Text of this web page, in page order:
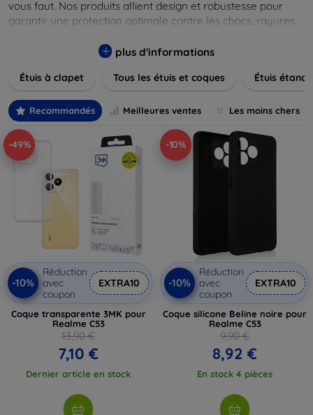
vous faut. Nos produits allient design et robustesse pour
garantir une protection optimale contre les chocs, rayures
allant des modèles élégants et minimalistes aux designs
matériaux de haute qualité, y compris le cuir, le silicone, et
parfait pour exprimer votre style tout en assurant la
durabilité de votre appareil.
plus d'informations
Étuis à clapet Tous les étuis et coques Étuis
Recommandés Meilleures ventes Les moins chers
-49%
-10%
Réduction
avec
coupon
EXTRA10
Coque transparente 3MK pour
Realme C53
13,90 €
7,10 €
Dernier article en stock
-10%
-10%
Réduction
avec
coupon
EXTRA10
Coque silicone Beline noire pour
Realme C53
9,90 €
8,92 €
En stock 4 pièces